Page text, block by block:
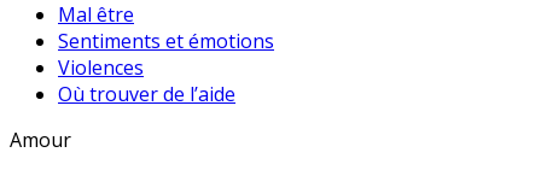
Mal être
Sentiments et émotions
Violences
Où trouver de l’aide
Amour